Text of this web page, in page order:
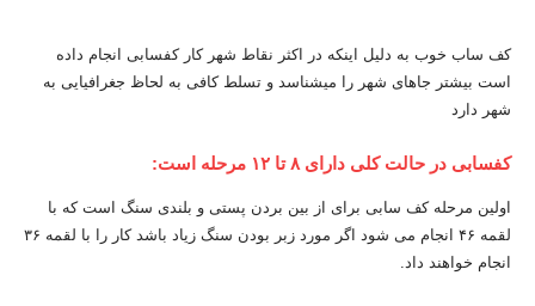
کف ساب خوب به دلیل اینکه در اکثر نقاط شهر کار کفسابی انجام داده
است بیشتر جاهای شهر را میشناسد و تسلط کافی به لحاظ جغرافیایی به
شهر دارد
کفسابی در حالت کلی دارای ۸ تا ۱۲ مرحله است:
اولین مرحله کف سابی برای از بین بردن پستی و بلندی سنگ است که با
لقمه ۴۶ انجام می شود اگر مورد زبر بودن سنگ زیاد باشد کار را با لقمه ۳۶
انجام خواهند داد.